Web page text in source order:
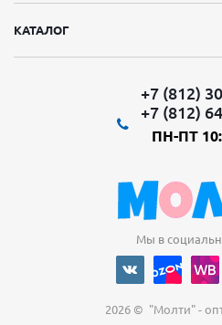
КАТАЛОГ
+7 (812)
+7 (812)
ПН-ПТ
Мы в
2026 © "Молти" -